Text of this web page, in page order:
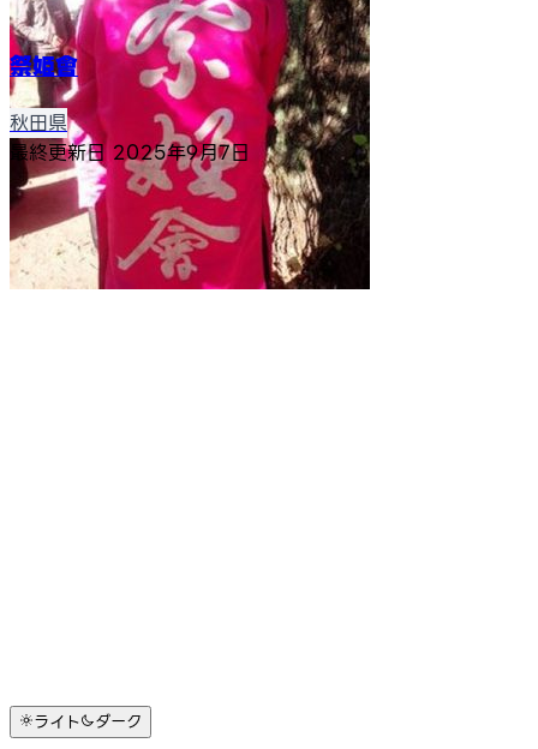
祭姫會
秋田県
最終更新日2025年9月7日
ライト ダーク